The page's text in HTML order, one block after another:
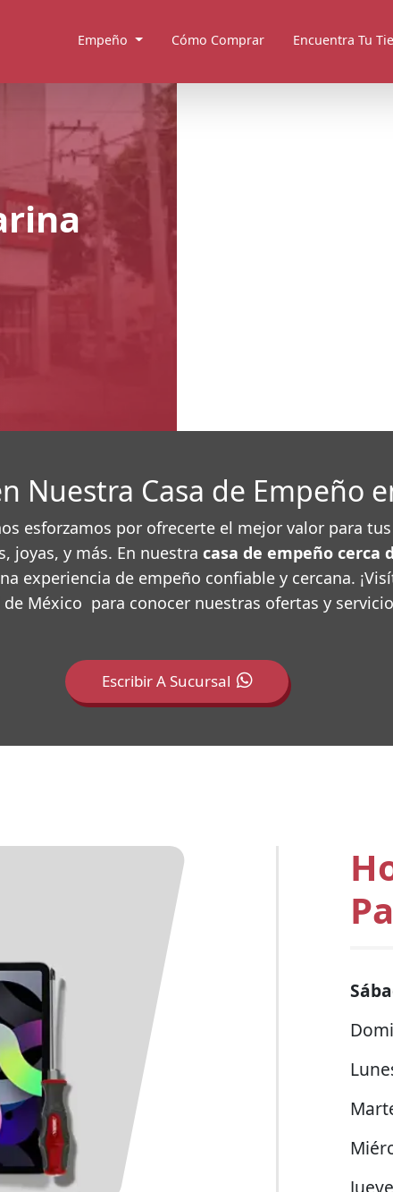
Empeño Cómo Comprar Encuentra Tu
Nuestra Casa de Empeño
esforzamos por ofrecerte el mejor valor para
joyas, y más. En nuestra casa de empeño cerca
experiencia de empeño confiable y cercana.
de México para conocer nuestras ofertas y
Escribir A Sucursal